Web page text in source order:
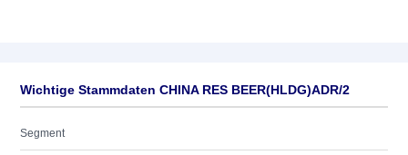
Wichtige Stammdaten CHINA RES BEER(HLDG)ADR/2
Segment